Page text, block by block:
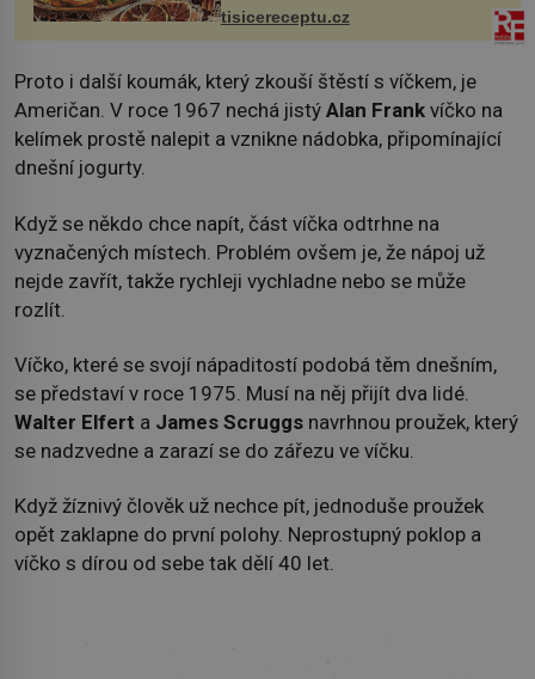
tisicereceptu.cz
Proto i další koumák, který zkouší štěstí s víčkem, je
Američan. V roce 1967 nechá jistý Alan Frank víčko na
kelímek prostě nalepit a vznikne nádobka, připomínající
dnešní jogurty.
Když se někdo chce napít, část víčka odtrhne na
vyznačených místech. Problém ovšem je, že nápoj už
nejde zavřít, takže rychleji vychladne nebo se může
rozlít.
Víčko, které se svojí nápaditostí podobá těm dnešním,
se představí v roce 1975. Musí na něj přijít dva lidé.
Walter Elfert a James Scruggs navrhnou proužek, který
se nadzvedne a zarazí se do zářezu ve víčku.
Když žíznivý člověk už nechce pít, jednoduše proužek
opět zaklapne do první polohy. Neprostupný poklop a
víčko s dírou od sebe tak dělí 40 let.